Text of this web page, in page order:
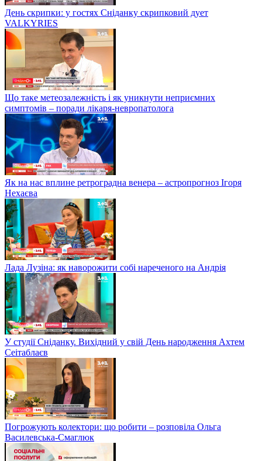
День скрипки: у гостях Сніданку скрипковий дует
VALKYRIES
Що таке метеозалежність і як уникнути неприємних
симптомів – поради лікаря-невропатолога
Як на нас вплине ретроградна венера – астропрогноз Ігоря
Нехаєва
Лада Лузіна: як наворожити собі нареченого на Андрія
У студії Сніданку. Вихідний у свій День народження Ахтем
Сеітаблаєв
Погрожують колектори: що робити – розповіла Ольга
Василевська-Смаглюк